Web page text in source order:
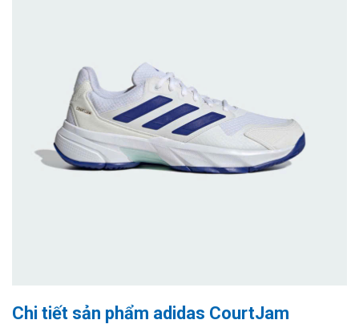
Chi tiết sản phẩm adidas CourtJam